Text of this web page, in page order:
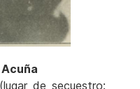
de secuestro: